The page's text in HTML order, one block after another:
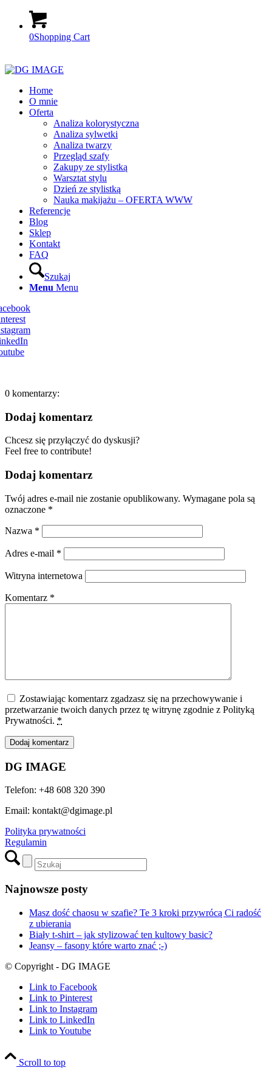
0Shopping Cart
Home
O mnie
Oferta
Analiza kolorystyczna
Analiza sylwetki
Analiza twarzy
Przegląd szafy
Zakupy ze stylistką
Warsztat stylu
Dzień ze stylistką
Nauka makijażu – OFERTA WWW
Referencje
Blog
Sklep
Kontakt
FAQ
Szukaj
Menu Menu
0 komentarzy:
Dodaj komentarz
Chcesz się przyłączyć do dyskusji?
Feel free to contribute!
Dodaj komentarz
Twój adres e-mail nie zostanie opublikowany. Wymagane pola są
oznaczone *
Nazwa *
Adres e-mail *
Witryna internetowa
Komentarz *
Zostawiając komentarz zgadzasz się na przechowywanie i
przetwarzanie twoich danych przez tę witrynę zgodnie z Polityką
Prywatności. *
DG IMAGE
Telefon: +48 608 320 390
Email: kontakt@dgimage.pl
Polityka prywatności
Regulamin
Najnowsze posty
Masz dość chaosu w szafie? Te 3 kroki przywrócą Ci radość
z ubierania
Biały t-shirt – jak stylizować ten kultowy basic?
Jeansy – fasony które warto znać ;-)
© Copyright - DG IMAGE
Link to Facebook
Link to Pinterest
Link to Instagram
Link to LinkedIn
Link to Youtube
Scroll to top